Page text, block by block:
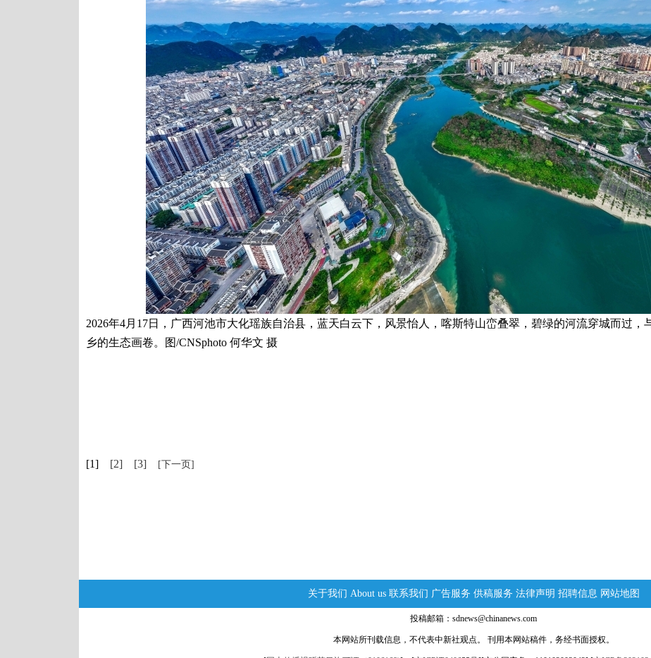
2026年4月17日，广西河池市大化瑶族自治县，蓝天白云下，风景怡人，喀斯特山峦叠翠，碧绿的河流穿城而过
乡的生态画卷。图/CNSphoto 何华文 摄
[1] [2] [3] [下一页]
关于我们 About us 联系我们 广告服务 供稿服务 法律声明 招聘信息 网站地图
投稿邮箱：sdnews@chinanews.com
本网站所刊载信息，不代表中新社观点。 刊用本网站稿件，务经书面授权。